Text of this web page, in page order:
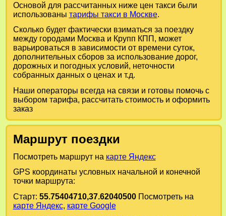
Основой для рассчитанных ниже цен такси были
использованы тарифы такси в Москве.
Сколько будет фактически взиматься за поездку
между городами Москваи Крупп КПП , может
варьироваться в зависимости от времени суток,
дополнительных сборов за использование дорог,
дорожных и погодных условий, неточности
собранных данных о ценах и т.д.
Наши операторы всегда на связи и готовы помочь с
выбором тарифа, рассчитать стоимость и оформить
заказ
Маршрут поездки
Посмотреть маршрут на карте Яндекс
GPS координаты условных начальной и конечной
точки маршрута:
Старт: 55.75404710,37.62040500Посмотреть на
карте Яндекс, карте Google